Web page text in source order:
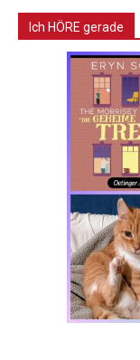
Ich HÖRE gerade